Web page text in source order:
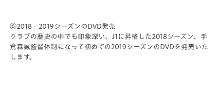
⑥2018・2019シーズンのDVD発売
クラブの歴史の中でも印象深い、J1に昇格した2018シーズン、手
倉森誠監督体制になって初めての2019シーズンのDVDを発売いた
します。